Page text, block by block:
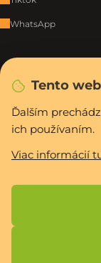
Tento
Ďalším
ich používaním.
Viac informácií
WhatsApp
Vytvoril Shoptet
cookies